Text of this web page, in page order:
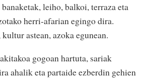
leiho, balkoi, terraza eta
herri-afarian egingo dira.
astean, azoka egunean.
gogoan hartuta, sariak
ahalik eta partaide ezberdin gehien